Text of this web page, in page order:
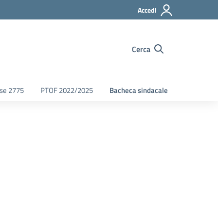
Accedi
Cerca
2775 PTOF 2022/2025 Bacheca sindacale